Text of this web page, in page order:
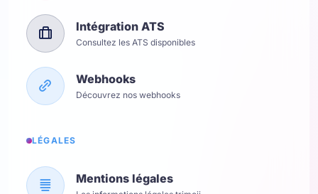
Intégration ATS
Consultez les ATS disponibles
Webhooks
Découvrez nos webhooks
LÉGALES
Mentions légales